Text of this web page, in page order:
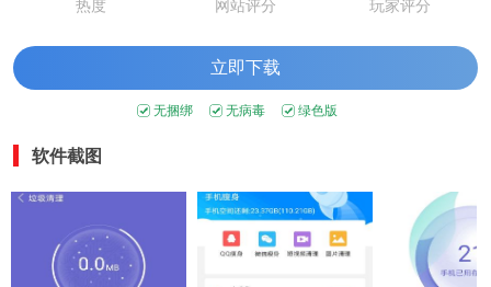
热度 网站评分 玩家评分
立即下载
无捆绑 无病毒 绿色版
软件截图